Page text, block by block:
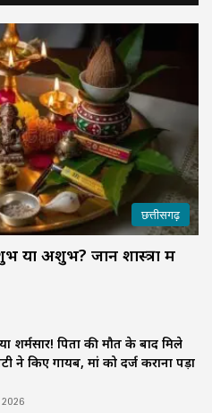
छत्तीसगढ़
या अशुभ? जानें शास्त्रों में
शर्मसार! पिता की मौत के बाद मिले
ने किए गायब, मां को दर्ज कराना पड़ा